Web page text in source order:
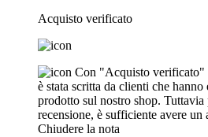
Acquisto verificato
Con "Acquisto verificato"
è stata scritta da clienti che
prodotto sul nostro shop. Tuttavia
recensione, è sufficiente avere un
Chiudere la nota